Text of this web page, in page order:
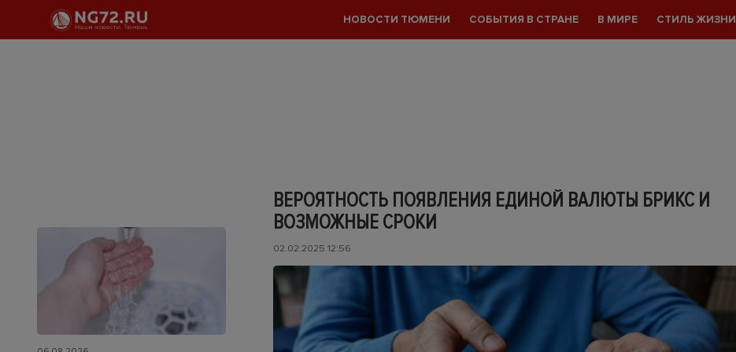
НОВОСТИ ТЮМЕНИ СОБЫТИЯ В СТРАНЕ В МИРЕ СТИЛЬ ЖИЗНИ
ВЕРОЯТНОСТЬ ПОЯВЛЕНИЯ ЕДИНОЙ ВАЛЮТЫ БРИКС И
ВОЗМОЖНЫЕ СРОКИ
02.02.2025 12:56